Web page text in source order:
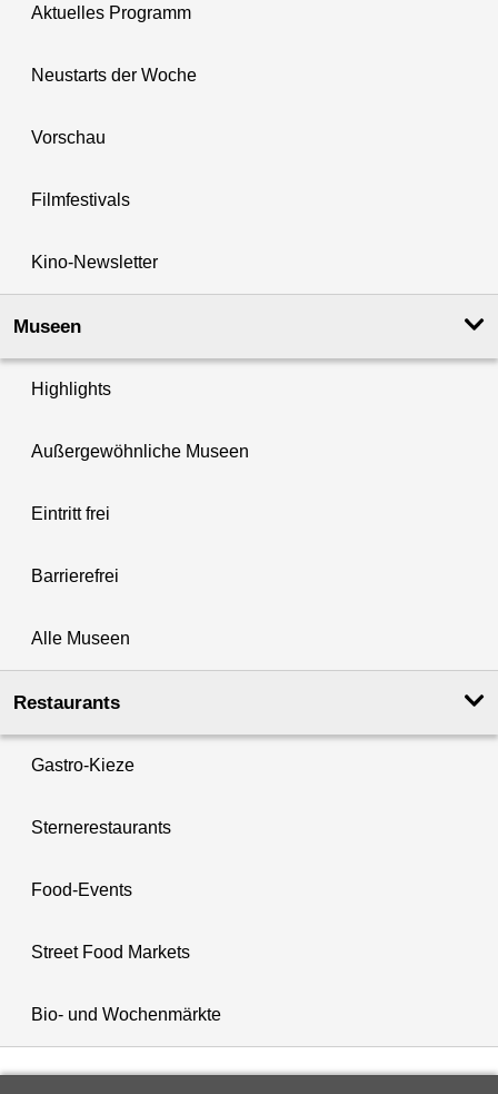
Aktuelles Programm
Neustarts der Woche
Vorschau
Filmfestivals
Kino-Newsletter
Museen
Highlights
Außergewöhnliche Museen
Eintritt frei
Barrierefrei
Alle Museen
Restaurants
Gastro-Kieze
Sternerestaurants
Food-Events
Street Food Markets
Bio- und Wochenmärkte